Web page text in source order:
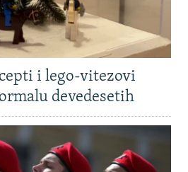
i lego-vitezovi
devedesetih